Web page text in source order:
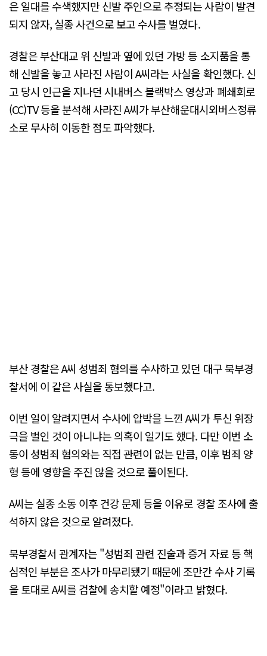
은 일대를 수색했지만 신발 주인으로 추정되는 사람이 발견
되지 않자, 실종 사건으로 보고 수사를 벌였다.
경찰은 부산대교 위 신발과 옆에 있던 가방 등 소지품을 통
해 신발을 놓고 사라진 사람이 A씨라는 사실을 확인했다. 신
고 당시 인근을 지나던 시내버스 블랙박스 영상과 폐쇄회로
(CC)TV 등을 분석해 사라진 A씨가 부산해운대시외버스정류
소로 무사히 이동한 점도 파악했다.
부산 경찰은 A씨 성범죄 혐의를 수사하고 있던 대구 북부경
찰서에 이 같은 사실을 통보했다고.
이번 일이 알려지면서 수사에 압박을 느낀 A씨가 투신 위장
극을 벌인 것이 아니냐는 의혹이 일기도 했다. 다만 이번 소
동이 성범죄 혐의와는 직접 관련이 없는 만큼, 이후 범죄 양
형 등에 영향을 주진 않을 것으로 풀이된다.
A씨는 실종 소동 이후 건강 문제 등을 이유로 경찰 조사에 출
석하지 않은 것으로 알려졌다.
북부경찰서 관계자는 "성범죄 관련 진술과 증거 자료 등 핵
심적인 부분은 조사가 마무리됐기 때문에 조만간 수사 기록
을 토대로 A씨를 검찰에 송치할 예정"이라고 밝혔다.